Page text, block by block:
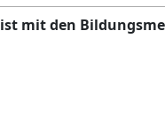
mit den